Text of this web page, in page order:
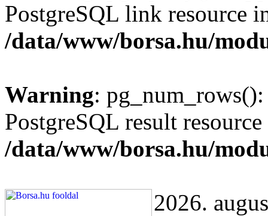
PostgreSQL link resource
/data/www/borsa.hu/
Warning:
PostgreSQL result
/data/www/borsa.hu/
2026.